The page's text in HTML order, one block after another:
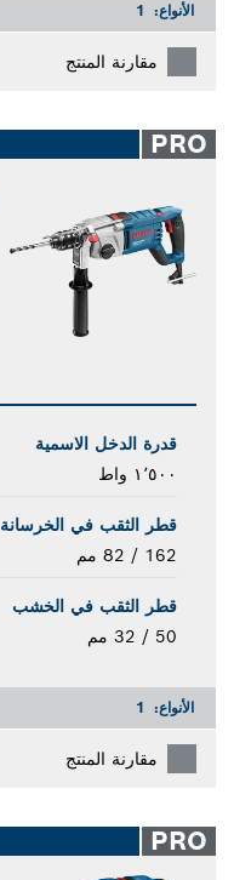
الأنواع: 1
مقارنة المنتج
PRO
قدرة الدخل الاسمية
١٬٥٠٠ واط
قطر الثقب في الخرسانة
162 / 82 مم
قطر الثقب في الخشب
50 / 32 مم
الأنواع: 1
مقارنة المنتج
PRO